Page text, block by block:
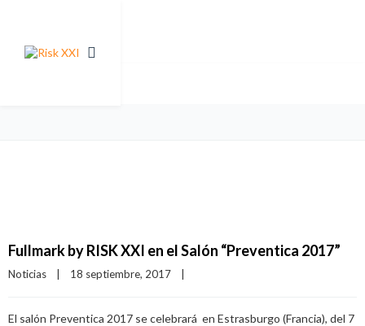
Fullmark by RISK XXI en el Salón “Preventica 2017”
Noticias 18 septiembre, 2017
El salón Preventica 2017 se celebrará en Estrasburgo (Francia), del 7